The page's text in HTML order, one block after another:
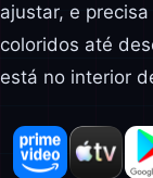
ajustar, e
coloridos até
está no interior